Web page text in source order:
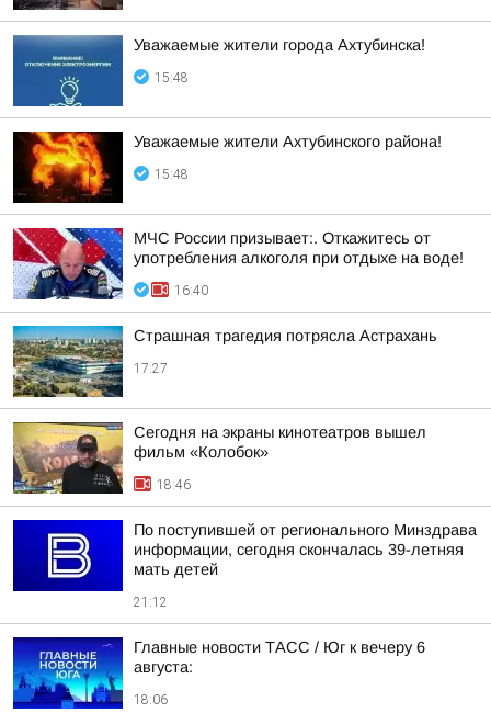
Уважаемые жители города Ахтубинска!
15:48
Уважаемые жители Ахтубинского района!
15:48
МЧС России призывает:. Откажитесь от
употребления алкоголя при отдыхе на воде!
16:40
Страшная трагедия потрясла Астрахань
17:27
Сегодня на экраны кинотеатров вышел
фильм «Колобок»
18:46
По поступившей от регионального Минздрава
информации, сегодня скончалась 39-летняя
мать детей
21:12
Главные новости ТАСС / Юг к вечеру 6
августа:
18:06